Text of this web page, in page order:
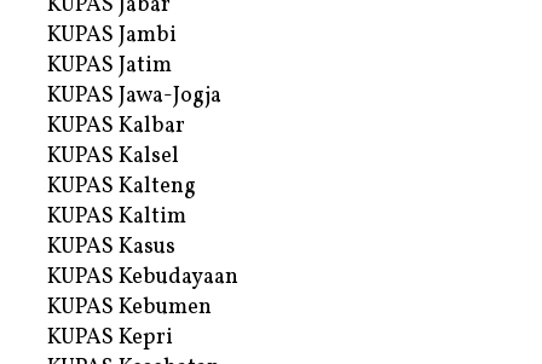
KUPAS Jambi
KUPAS Jatim
KUPAS Jawa-Jogja
KUPAS Kalbar
KUPAS Kalsel
KUPAS Kalteng
KUPAS Kaltim
KUPAS Kasus
KUPAS Kebudayaan
KUPAS Kebumen
KUPAS Kepri